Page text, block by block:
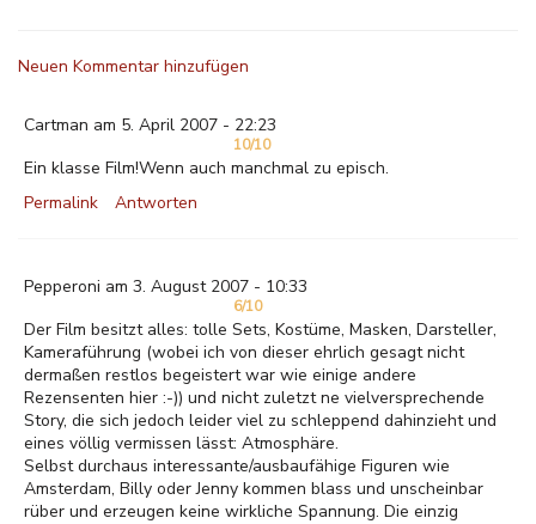
Neuen Kommentar hinzufügen
Cartman am 5. April 2007 - 22:23
10/10
Ein klasse Film!Wenn auch manchmal zu episch.
Permalink
Antworten
Pepperoni am 3. August 2007 - 10:33
6/10
Der Film besitzt alles: tolle Sets, Kostüme, Masken, Darsteller,
Kameraführung (wobei ich von dieser ehrlich gesagt nicht
dermaßen restlos begeistert war wie einige andere
Rezensenten hier :-)) und nicht zuletzt ne vielversprechende
Story, die sich jedoch leider viel zu schleppend dahinzieht und
eines völlig vermissen lässt: Atmosphäre.
Selbst durchaus interessante/ausbaufähige Figuren wie
Amsterdam, Billy oder Jenny kommen blass und unscheinbar
rüber und erzeugen keine wirkliche Spannung. Die einzig